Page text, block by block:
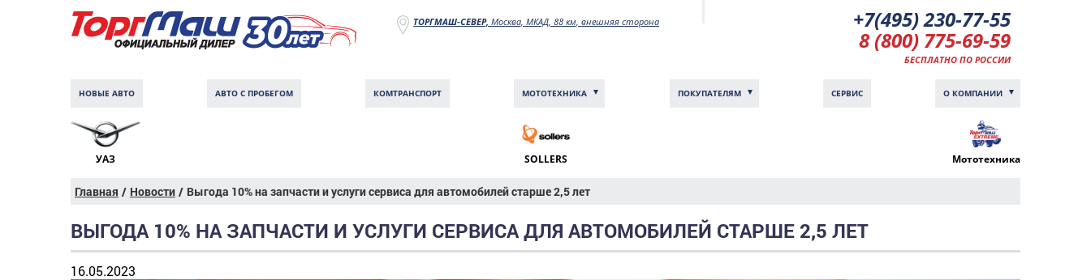
ТОРГМАШ-СЕВЕР, Москва, МКАД, 88 км, внешняя сторона +7(495) 230-77-55
8 (800) 775-69-59
БЕСПЛАТНО ПО РОССИИ
НОВЫЕ АВТО АВТО С ПРОБЕГОМ КОМТРАНCПОРТ МОТОТЕХНИКА ПОКУПАТЕЛЯМ СЕРВИС О КОМПАНИИ
УАЗ SOLLERS Мототехника
Главная / Новости / Выгода 10% на запчасти и услуги сервиса для автомобилей старше 2,5 лет
ВЫГОДА 10% НА ЗАПЧАСТИ И УСЛУГИ СЕРВИСА ДЛЯ АВТОМОБИЛЕЙ СТАРШЕ 2,5 ЛЕТ
16.05.2023